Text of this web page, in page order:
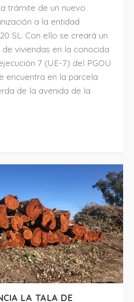
trámite de un nuevo
a la entidad
SL. Con ello se creará un
viviendas en la conocida
7 (UE-7) del PGOU
encuentra en la parcela
de la avenida de la
LA TALA DE